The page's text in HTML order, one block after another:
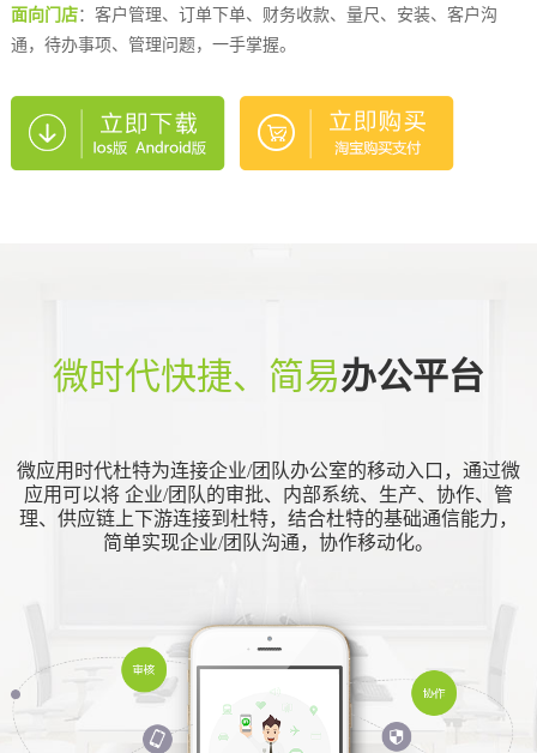
面向门店：客户管理、订单下单、财务收款、量尺、安装、客户沟
通，待办事项、管理问题，一手掌握。
微时代快捷、简易办公平台
微应用时代杜特为连接企业/团队办公室的移动入口，通过微
应用可以将 企业/团队的审批、内部系统、生产、协作、管
理、供应链上下游连接到杜特，结合杜特的基础通信能力，
简单实现企业/团队沟通，协作移动化。